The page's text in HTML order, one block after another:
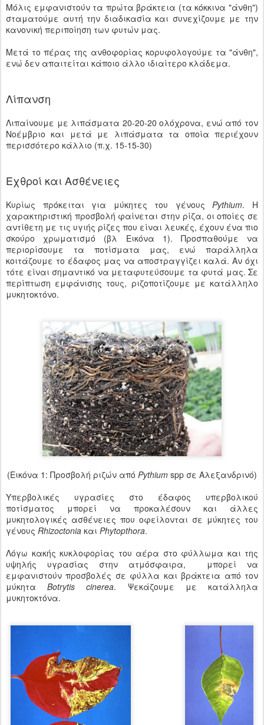
Μόλις εμφανιστούν τα πρώτα βράκτεια (τα κόκκινα "άνθη")
σταματούμε αυτή την διαδικασία και συνεχίζουμε με την
κανονική περιποίηση των φυτών μας.
Μετά το πέρας της ανθοφορίας κορυφολογούμε τα "άνθη",
ενώ δεν απαιτείται κάποιο άλλο ιδιαίτερο κλάδεμα.
Λίπανση
Λιπαίνουμε με λιπάσματα 20-20-20 ολόχρονα, ενώ από τον
Νοέμβριο και μετά με λιπάσματα τα οποία περιέχουν
περισσότερο κάλλιο (π.χ. 15-15-30)
Εχθροί και Ασθένειες
Κυρίως πρόκειται για μύκητες του γένουςPythium. Η
χαρακτηριστική προσβολή φαίνεται στην ρίζα, οι οποίες σε
αντίθετη με τις υγιής ρίζες που είναι λευκές, έχουν ένα πιο
σκούρο χρωματισμό (βλ Εικόνα 1). Προσπαθούμε να
περιορίσουμε τα ποτίσματα μας, ενώ παράλληλα
κοιτάζουμε το έδαφος μας να αποστραγγίζει καλά. Αν όχι
τότε είναι σημαντικό να μεταφυτεύσουμε τα φυτά μας. Σε
περίπτωση εμφάνισης τους, ριζοποτίζουμε με κατάλληλο
μυκητοκτόνο.
(Εικόνα 1: Προσβολή ριζών από Pythium spp σε Αλεξανδρινό)
Υπερβολικές υγρασίες στο έδαφος υπερβολικού
ποτίσματος μπορεί να προκαλέσουν και άλλες
μυκητολογικές ασθένειες που οφείλονται σε μύκητες του
γένους Rhizoctonia και Phytopthora.
Λόγω κακής κυκλοφορίας του αέρα στο φύλλωμα και της
υψηλής υγρασίας στην ατμόσφαιρα, μπορεί να
εμφανιστούν προσβολές σε φύλλα και βράκτεια από τον
μύκηταBotrytis cinerea. Ψεκάζουμε με κατάλληλα
μυκητοκτόνα.